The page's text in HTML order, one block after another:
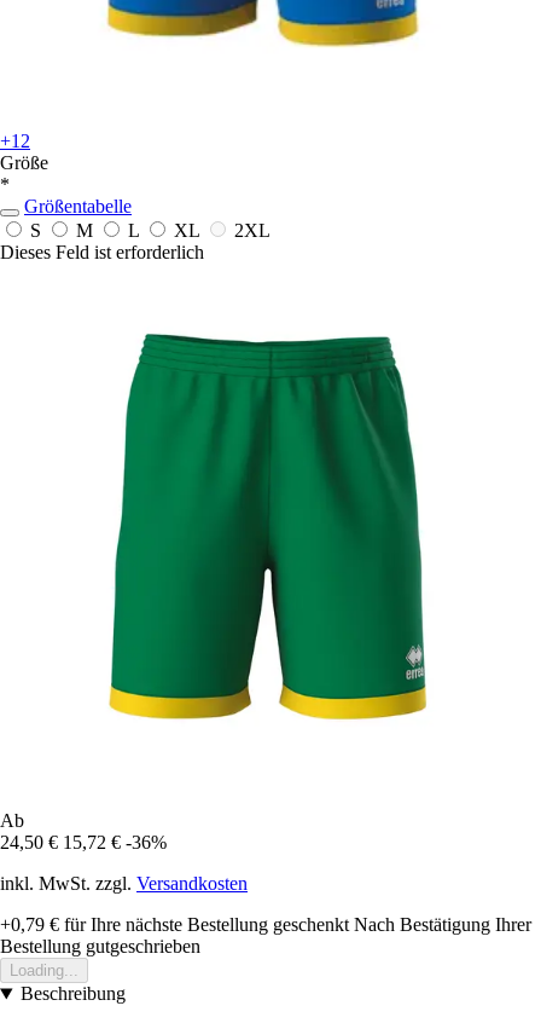
+12
Größe
*
Größentabelle
S
M L XL
2XL
Dieses Feld ist erforderlich
Ab
24,50 € 15,72 € -36%
inkl. MwSt. zzgl. Versandkosten
+0,79 € für Ihre nächste Bestellung geschenkt Nach Bestätigung Ihrer
Bestellung gutgeschrieben
Loading...
Beschreibung